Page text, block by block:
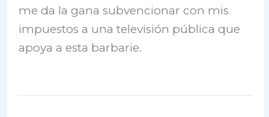
me da la gana subvencionar con mis
impuestos a una televisión pública que
apoya a esta barbarie.